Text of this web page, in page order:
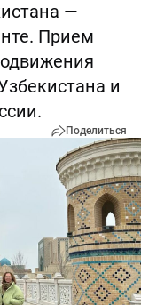
—
Прием
и
Поделиться